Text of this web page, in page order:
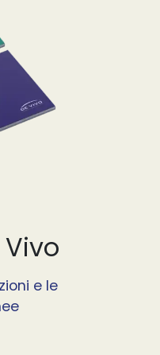
e le